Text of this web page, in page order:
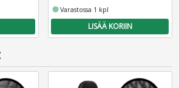
fiber_manual_recordVarastossa 1 kpl
LISÄÄ KORIIN